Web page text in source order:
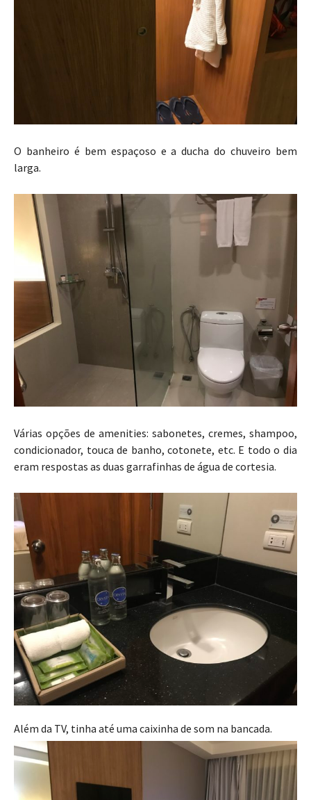
O banheiro é bem espaçoso e a ducha do chuveiro bem
larga.
Várias opções de amenities: sabonetes, cremes, shampoo,
condicionador, touca de banho, cotonete, etc. E todo o dia
eram respostas as duas garrafinhas de água de cortesia.
Além da TV, tinha até uma caixinha de som na bancada.